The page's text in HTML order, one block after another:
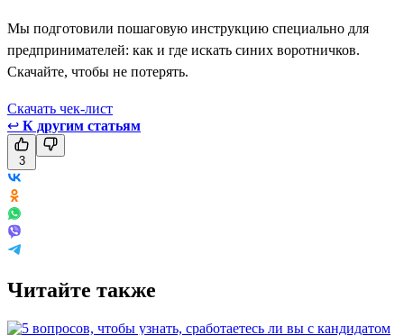
Мы подготовили пошаговую инструкцию специально для
предпринимателей: как и где искать синих воротничков.
Скачайте, чтобы не потерять.
Скачать чек-лист
↩ К другим статьям
3
Читайте также